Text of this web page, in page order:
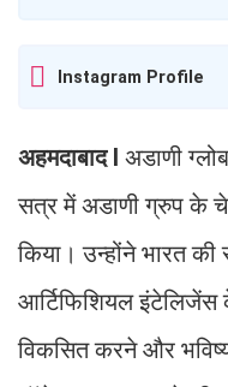
Instagram Profile
अहमदाबाद I अडाणी
सत्र में अडाणी ग्रुप के
किया। उन्होंने भारत की
आर्टिफिशियल
विकसित करने और